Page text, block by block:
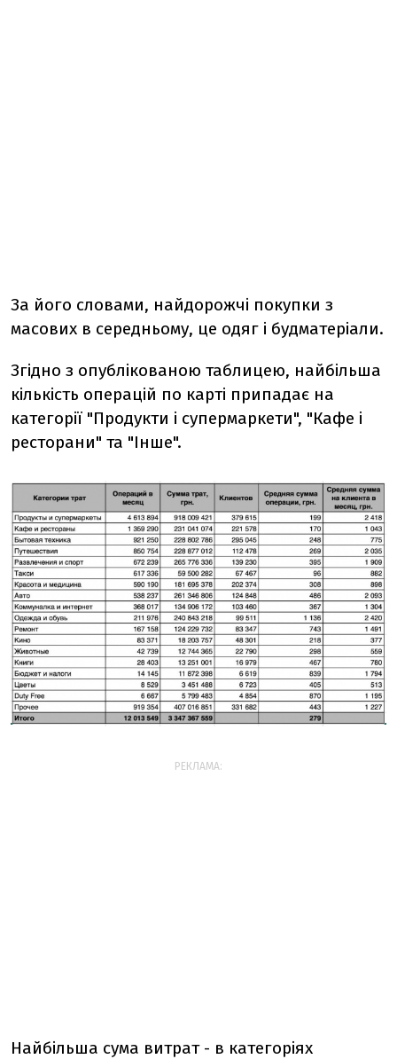
За його словами, найдорожчі покупки з
масових в середньому, це одяг і будматеріали.
Згідно з опублікованою таблицею, найбільша
кількість операцій по карті припадає на
категорії "Продукти і супермаркети", "Кафе і
ресторани" та "Інше".
РЕКЛАМА:
Найбільша сума витрат - в категоріях